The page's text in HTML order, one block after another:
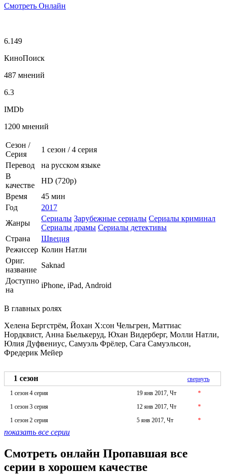
Смотреть Онлайн
6.149
КиноПоиск
487 мнений
6.3
IMDb
1200 мнений
Сезон /
Серия
1 сезон /4 серия
Перевод
на русском языке
В
качестве
HD (720p)
Время
45 мин
Год
2017
Жанры
Сериалы Зарубежные сериалы Сериалы криминал
Сериалы драмы Сериалы детективы
Страна
Швеция
Режиссер Колин Натли
Ориг.
название
Saknad
Доступно
на
iPhone, iPad, Android
В главных ролях
Хелена Бергстрём, Йохан Х:сон Чельгрен, Маттиас
Нордквист, Анна Бьелькеруд, Юхан Видерберг, Молли Натли,
Юлия Дуфвениус, Самуэль Фрёлер, Сага Самуэльсон,
Фредерик Мейер
1 сезон
свернуть
1 сезон 4 серия
19 янв 2017, Чт
*
1 сезон 3 серия
12 янв 2017, Чт
*
1 сезон 2 серия
5 янв 2017, Чт *
показать все серии
Смотреть онлайн Пропавшая все
серии в хорошем качестве